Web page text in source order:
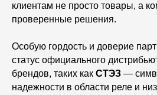
клиентам не просто товары, а
проверенные решения.
Особую гордость и доверие
статус официального
брендов, таких как СТЭЗ —
надежности в области реле и